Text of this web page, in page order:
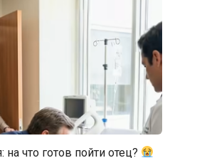
на что готов пойти отец?